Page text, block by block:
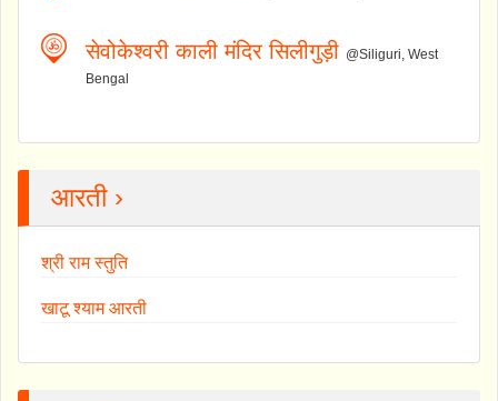
सेवोकेश्वरी काली मंदिर सिलीगुड़ी @Siliguri, West
Bengal
आरती ›
श्री राम स्तुति
खाटू श्याम आरती